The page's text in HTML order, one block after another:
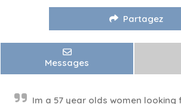
Partagez
Messages
Im a 57 year olds women looking